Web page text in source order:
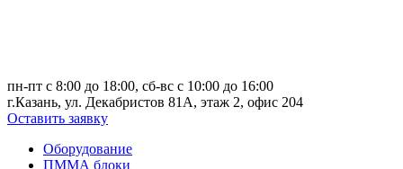
пн-пт с 8:00 до 18:00, сб-вс с 10:00 до 16:00
г.Казань, ул. Декабристов 81А, этаж 2, офис 204
Оставить заявку
Оборудование
ПММА блоки